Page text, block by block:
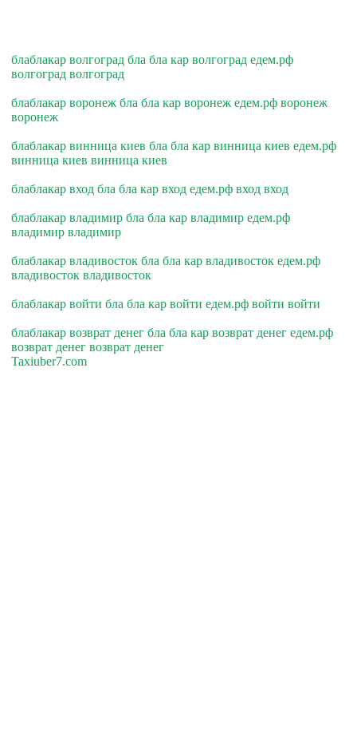
блаблакар волгоград бла бла кар волгоград едем.рф
волгоград волгоград
блаблакар воронеж бла бла кар воронеж едем.рф воронеж
воронеж
блаблакар винница киев бла бла кар винница киев едем.рф
винница киев винница киев
блаблакар вход бла бла кар вход едем.рф вход вход
блаблакар владимир бла бла кар владимир едем.рф
владимир владимир
блаблакар владивосток бла бла кар владивосток едем.рф
владивосток владивосток
блаблакар войти бла бла кар войти едем.рф войти войти
блаблакар возврат денег бла бла кар возврат денег едем.рф
возврат денег возврат денег
Taxiuber7.com